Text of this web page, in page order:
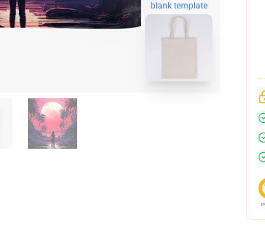
blank template